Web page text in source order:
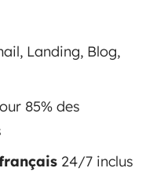
Landing, Blog,
85% des
24/7 inclus